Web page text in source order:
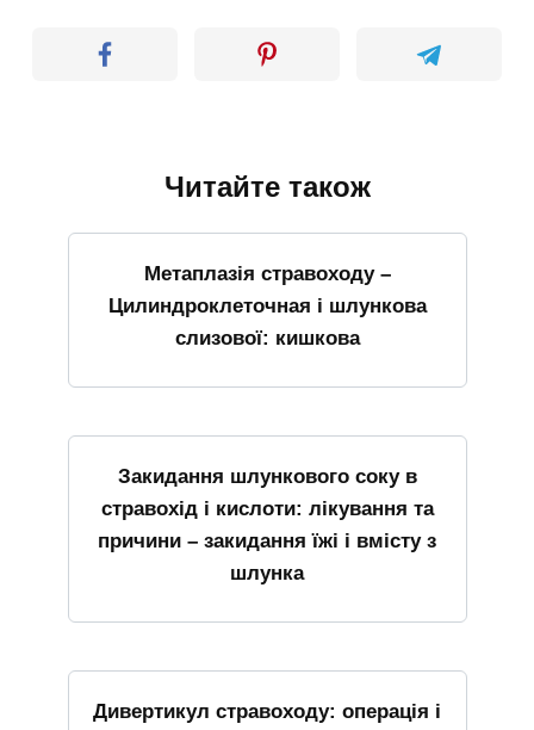
Читайте також
Метаплазія стравоходу –
Цилиндроклеточная і шлункова
слизової: кишкова
Закидання шлункового соку в
стравохід і кислоти: лікування та
причини – закидання їжі і вмісту з
шлунка
Дивертикул стравоходу: операція і